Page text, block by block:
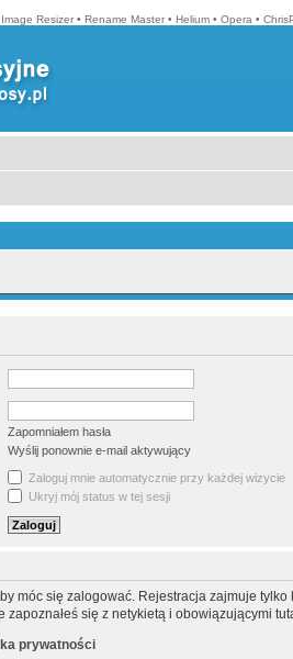
Resizer • Rename Master • Helium • Opera •
Zapomniałem hasła
Wyślij ponownie e-mail aktywujący
Zaloguj mnie automatycznie przy każdej wizycie
Ukryj mój status w tej sesji
móc się zalogować. Rejestracja zajmuje
zapoznałeś się z netykietą i obowiązującymi
prywatności